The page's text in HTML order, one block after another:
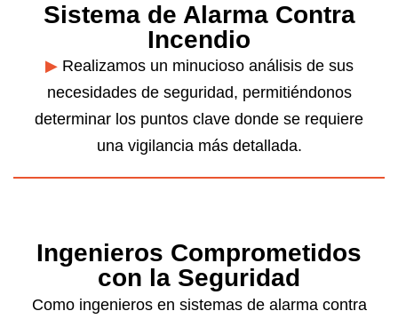
Sistema de Alarma Contra
Incendio
▶Realizamos un minucioso análisis de sus
necesidades de seguridad, permitiéndonos
determinar los puntos clave donde se requiere
una vigilancia más detallada.
Ingenieros Comprometidos
con la Seguridad
Como ingenieros en sistemas de alarma contra